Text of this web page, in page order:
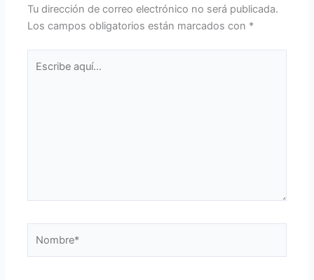
Tu dirección de correo electrónico no será publicada.
Los campos obligatorios están marcados con *
aquí...